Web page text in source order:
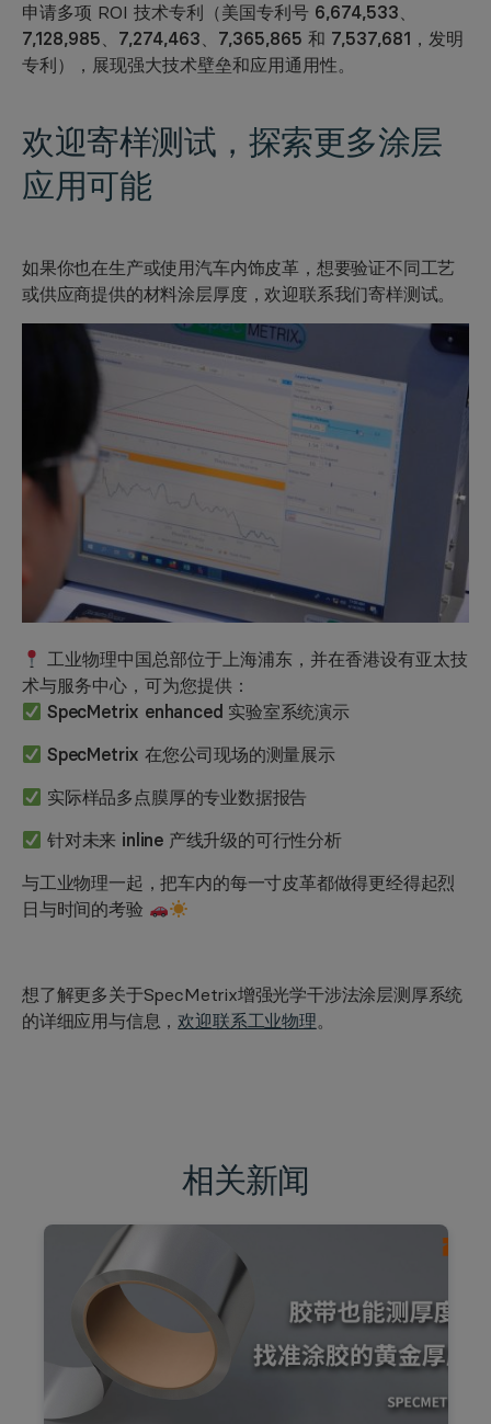
申请多项 ROI 技术专利 （美国专利号 6,674,533、
7,128,985、7,274,463、7,365,865 和 7,537,681，发明
专利）
，展现强大技术壁垒和应用通用性。
欢迎寄样测试， 探索更多涂层
应用可能
如果你也在生产或使用汽车内饰皮革，想要验证不同工艺
或供应商提供的材料涂层厚度，欢迎联系我们寄样测试。
工业物理中国总部位于上海浦东，并在香港设有亚太技
术与服务中心，可为您提供：
SpecMetrix enhanced 实验室系统演示
SpecMetrix 在您公司现场的测量展示
实际样品多点膜厚的专业数据报告
针对未来 inline 产线升级的可行性分析
与工业物理一起，把车内的每一寸皮革都做得更经得起烈
日与时间的考验
想了解更多关于SpecMetrix增强光学干涉法涂层测厚系统
的详细应用与信息，欢迎联系工业物理。
相关新闻